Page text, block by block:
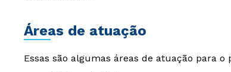
Áreas de atuação
Essas são algumas áreas de atuação para